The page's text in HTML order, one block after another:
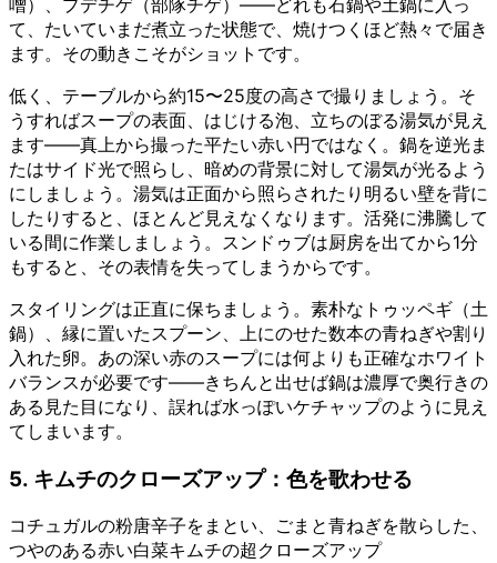
て、たいていまだ煮立った状態で、焼けつくほど熱々で届き
ます。その動きこそがショットです。
低く、テーブルから約15〜25度の高さで撮りましょう。そ
うすればスープの表面、はじける泡、立ちのぼる湯気が見え
ます——真上から撮った平たい赤い円ではなく。鍋を逆光ま
たはサイド光で照らし、暗めの背景に対して湯気が光るよう
にしましょう。湯気は正面から照らされたり明るい壁を背に
したりすると、ほとんど見えなくなります。活発に沸騰して
いる間に作業しましょう。スンドゥブは厨房を出てから1分
もすると、その表情を失ってしまうからです。
スタイリングは正直に保ちましょう。素朴なトゥッペギ（土
鍋）、縁に置いたスプーン、上にのせた数本の青ねぎや割り
入れた卵。あの深い赤のスープには何よりも正確なホワイト
バランスが必要です——きちんと出せば鍋は濃厚で奥行きの
ある見た目になり、誤れば水っぽいケチャップのように見え
てしまいます。
5. キムチのクローズアップ：色を歌わせる
コチュガルの粉唐辛子をまとい、ごまと青ねぎを散らした、
つやのある赤い白菜キムチの超クローズアップ